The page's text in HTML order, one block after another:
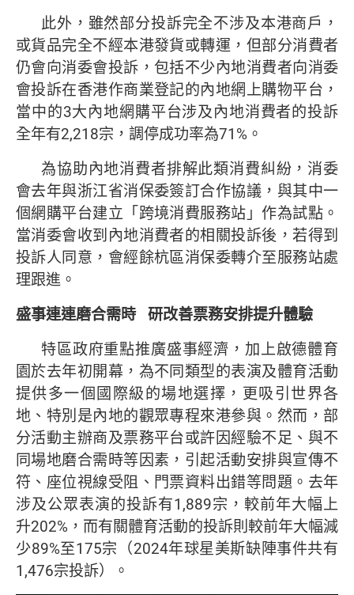
此外，雖然部分投訴完全不涉及本港商戶，
或貨品完全不經本港發貨或轉運，但部分消費者
仍會向消委會投訴，包括不少內地消費者向消委
會投訴在香港作商業登記的內地網上購物平台，
當中的3大內地網購平台涉及內地消費者的投訴
全年有2,218宗，調停成功率為71%。
為協助內地消費者排解此類消費糾紛，消委
會去年與浙江省消保委簽訂合作協議，與其中一
個網購平台建立「跨境消費服務站」作為試點。
當消委會收到內地消費者的相關投訴後，若得到
投訴人同意，會經餘杭區消保委轉介至服務站處
理跟進。
盛事連連磨合需時 研改善票務安排提升體驗
特區政府重點推廣盛事經濟，加上啟德體育
園於去年初開幕，為不同類型的表演及體育活動
提供多一個國際級的場地選擇，更吸引世界各
地、特別是內地的觀眾專程來港參與。然而，部
分活動主辦商及票務平台或許因經驗不足、與不
同場地磨合需時等因素，引起活動安排與宣傳不
符、座位視線受阻、門票資料出錯等問題。去年
涉及公眾表演的投訴有1,889宗，較前年大幅上
升202%，而有關體育活動的投訴則較前年大幅減
少89%至175宗（2024年球星美斯缺陣事件共有
1,476宗投訴）。